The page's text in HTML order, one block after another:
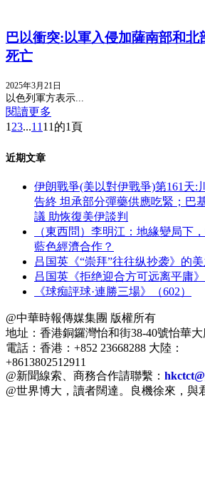
巴以衝突:以軍入侵加薩南部和北
死亡
2025年3月21日
以色列軍方表示...
閱讀更多
1 23...11 11的1頁
近期文章
伊朗戰爭(美以對伊戰爭)第161天:
告終 坦承部分彈藥供應吃緊；巴
議 助恢復美伊談判
（東西問）李明江：地緣變局下
藍色經濟合作？
吕国英《“崇拜”往往纵抄袭》的
吕国英《拒绝迎合方可远离平庸
《球痴評球·連勝三場》（602）
@中華時報傳媒集團 版權所有
地址：香港銅鑼灣怡和街38-40號怡華
電話：香港：+852 23668288 大陸：
+8613802512911
@新聞線索、商務合作請聯繫：
@世界博大，讀者闊達。良機徐來，與